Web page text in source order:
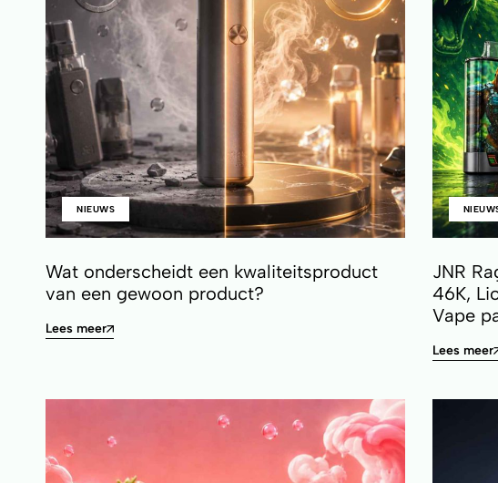
NIEUWS
Wat onderscheidt een kwaliteitsproduct
van een gewoon product?
Lees meer
JNR
46K,
Vape
Lees meer